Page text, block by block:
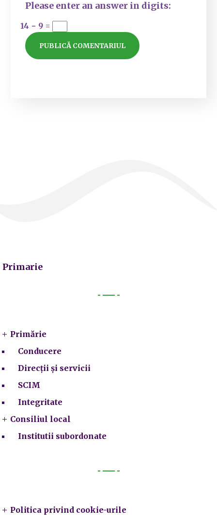
Please enter an answer in digits:
14 − 9 =
Primarie
Primărie
Conducere
Direcții și servicii
SCIM
Integritate
Consiliul local
Institutii subordonate
Politica privind cookie-urile